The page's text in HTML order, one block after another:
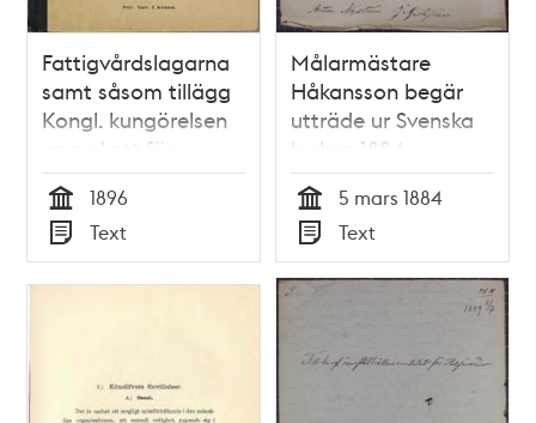
Fattigvårdslagarna
samt såsom tillägg
Kongl. kungörelsen
ang. skatt för
hundar
Tid
1896
Typ
Text
Målarmästare
Håkansson begär
utträde ur Svenska
kyrkan 1884
Tid
5 mars 1884
Typ
Text